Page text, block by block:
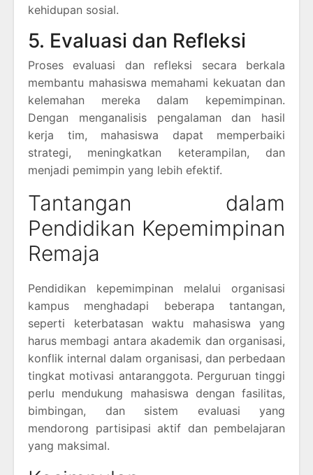
kehidupan sosial.
5. Evaluasi dan Refleksi
Proses evaluasi dan refleksi secara berkala
membantu mahasiswa memahami kekuatan dan
kelemahan mereka dalam kepemimpinan.
Dengan menganalisis pengalaman dan hasil
kerja tim, mahasiswa dapat memperbaiki
strategi, meningkatkan keterampilan, dan
menjadi pemimpin yang lebih efektif.
Tantangan dalam
Pendidikan Kepemimpinan
Remaja
Pendidikan kepemimpinan melalui organisasi
kampus menghadapi beberapa tantangan,
seperti keterbatasan waktu mahasiswa yang
harus membagi antara akademik dan organisasi,
konflik internal dalam organisasi, dan perbedaan
tingkat motivasi antaranggota. Perguruan tinggi
perlu mendukung mahasiswa dengan fasilitas,
bimbingan, dan sistem evaluasi yang
mendorong partisipasi aktif dan pembelajaran
yang maksimal.